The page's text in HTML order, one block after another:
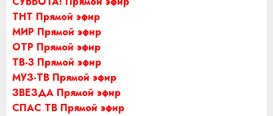
ТНТ Прямой эфир
МИР Прямой эфир
ОТР Прямой эфир
ТВ-3 Прямой эфир
МУЗ-ТВ Прямой эфир
ЗВЕЗДА Прямой эфир
СПАС ТВ Прямой эфир